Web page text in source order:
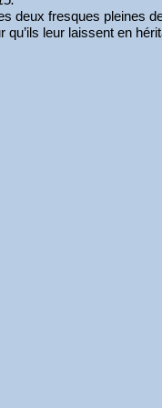
deux fresques pleines
leur laissent en